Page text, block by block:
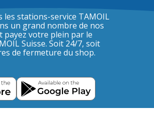
les stations-service TAMOIL
un grand nombre de nos
payez votre plein par le
Suisse. Soit 24/7, soit
de fermeture du shop.